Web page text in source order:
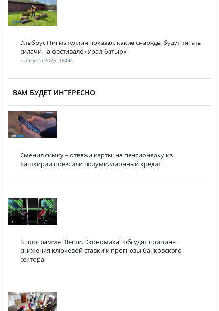
Эльбрус Нигматуллин показал, какие снаряды будут тягать
силачи на фестивале «Урал-батыр»
5 августа 2026, 18:06
ВАМ БУДЕТ ИНТЕРЕСНО
Сменил симку – отвяжи карты: на пенсионерку из
Башкирии повесили полумиллионный кредит
В программе "Вести. Экономика" обсудят причины
снижения ключевой ставки и прогнозы банковского
сектора